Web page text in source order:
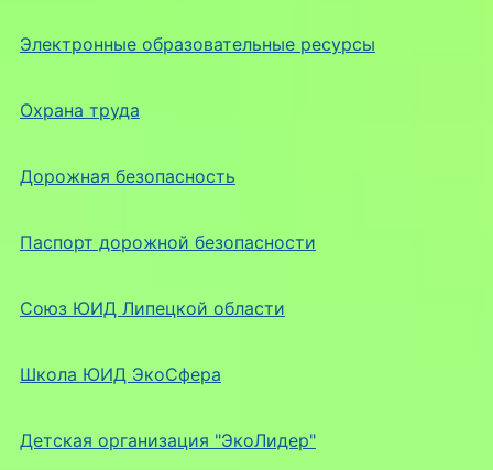
Электронные образовательные ресурсы
Охрана труда
Дорожная безопасность
Паспорт дорожной безопасности
Союз ЮИД Липецкой области
Школа ЮИД ЭкоСфера
Детская организация "ЭкоЛидер"